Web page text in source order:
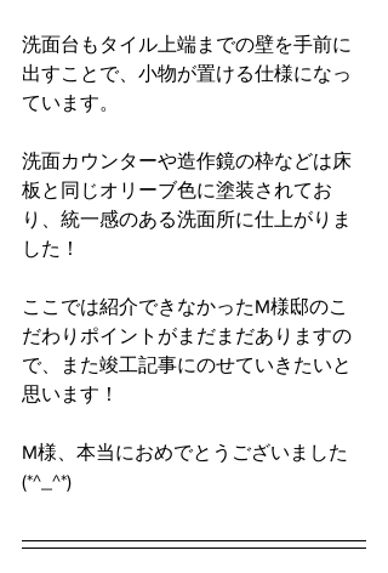
洗面台もタイル上端までの壁を手前に
出すことで、小物が置ける仕様になっ
ています。
洗面カウンターや造作鏡の枠などは床
板と同じオリーブ色に塗装されてお
り、統一感のある洗面所に仕上がりま
した！
ここでは紹介できなかったM様邸のこ
だわりポイントがまだまだありますの
で、また竣工記事にのせていきたいと
思います！
M様、本当におめでとうございました
(*^_^*)